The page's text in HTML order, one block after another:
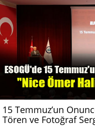
15 Temmuz’un
Tören ve Fotoğraf